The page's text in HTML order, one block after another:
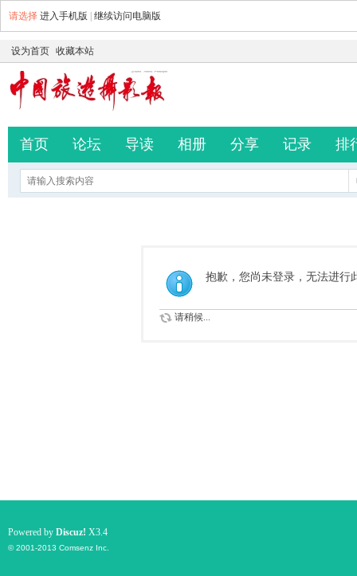
请选择 进入手机版 继续访问电脑版
设为首页 收藏本站
首页 论坛 导读 相册 分享 记录 排
抱歉，您尚未登录，无法进行
请稍候...
Powered by Discuz! X3.4
© 2001-2013 Comsenz Inc.